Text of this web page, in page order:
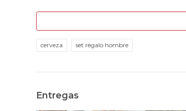
cerveza set regalo hombre
Entregas